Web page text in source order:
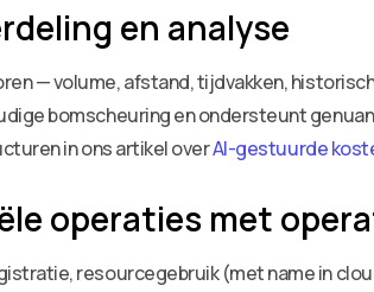
en analyse
— volume, afstand, tijdvakken,
bomscheuring en ondersteunt
in ons artikel overAI-gestuurde
operaties met
resourcegebruik (met name in